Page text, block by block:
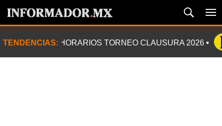
TENDENCIAS: HORARIOS TORNEO CLAUSURA 2026